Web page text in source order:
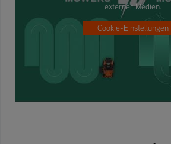
externer Medien.
Cookie-Einstellungen